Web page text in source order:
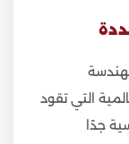
التي تقود
جدًا